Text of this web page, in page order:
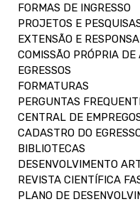
FORMAS DE INGRESSO
PROJETOS E
EXTENSÃO E
COMISSÃO PRÓPRIA DE
EGRESSOS
FORMATURAS
PERGUNTAS
CENTRAL DE
CADASTRO DO
BIBLIOTECAS
DESENVOLVIMENTO
REVISTA CIENTÍFICA
PLANO DE